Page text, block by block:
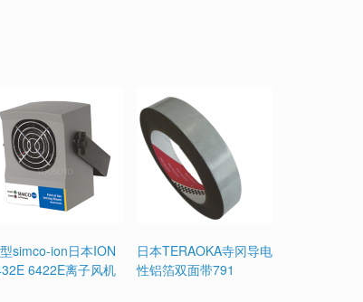
simco-ion日本ION
6422E离子风机
日本TERAOKA寺冈导电
性铝箔双面带791